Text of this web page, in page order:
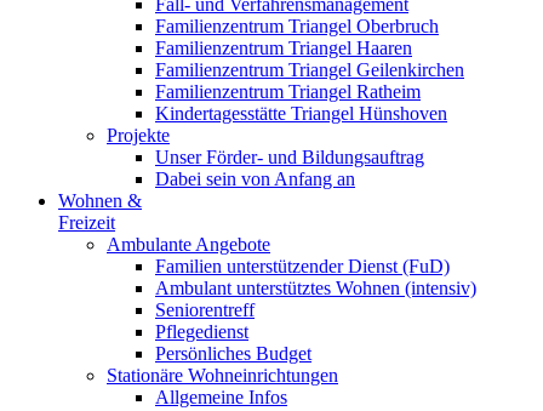
Fall- und Verfahrensmanagement
Familienzentrum Triangel Oberbruch
Familienzentrum Triangel Haaren
Familienzentrum Triangel Geilenkirchen
Familienzentrum Triangel Ratheim
Kindertagesstätte Triangel Hünshoven
Projekte
Unser Förder- und Bildungsauftrag
Dabei sein von Anfang an
Wohnen &
Freizeit
Ambulante Angebote
Familien unterstützender Dienst (FuD)
Ambulant unterstütztes Wohnen (intensiv)
Seniorentreff
Pflegedienst
Persönliches Budget
Stationäre Wohneinrichtungen
Allgemeine Infos